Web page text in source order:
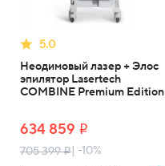
5.0
Неодимовый лазер + Элос
эпилятор Lasertech
COMBINE Premium Edition
634 859 i
705 399i| -10%